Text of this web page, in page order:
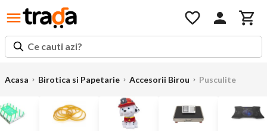
Ce cauti azi?
Acasa Birotica si Papetarie Accesorii Birou Pusculite